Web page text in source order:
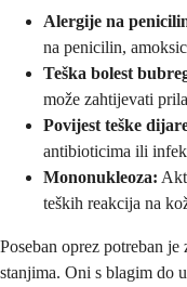
Alergije na
na penicilin,
Teška bolest
može zahtijevati
Povijest teške
antibioticima ili
Mononukleoza:
teških reakcija na
Poseban oprez potreban
stanjima. Oni s blagim do